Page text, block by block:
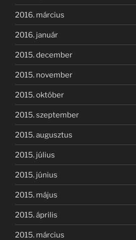
2016. március
2016. január
2015. december
2015. november
2015. október
2015. szeptember
2015. augusztus
2015. július
2015. június
2015. május
2015. április
2015. március